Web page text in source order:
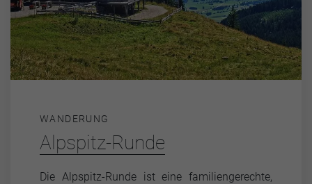
WANDERUNG
Alpspitz-Runde
Die Alpspitz-Runde ist eine familiengerechte,